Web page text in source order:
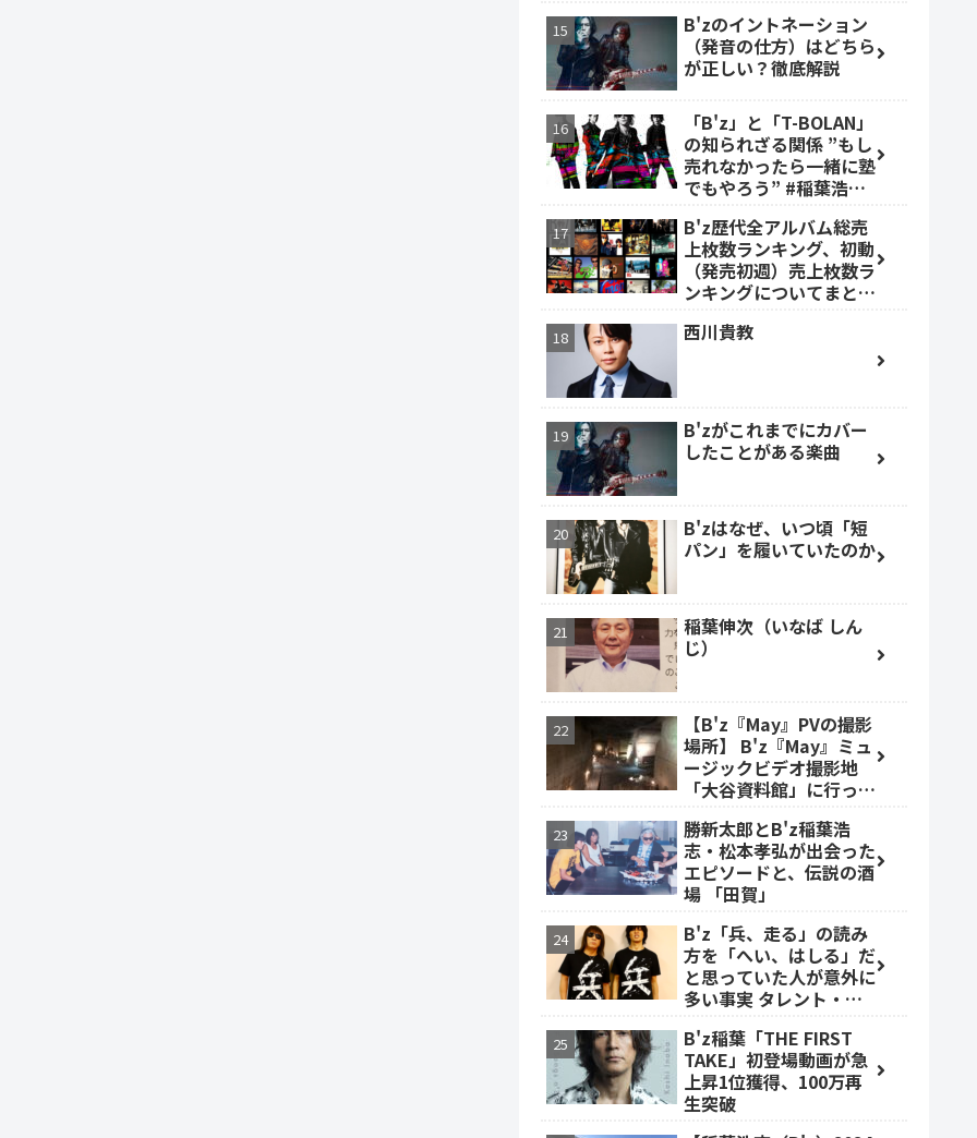
B'zのイントネーション
（発音の仕方）はどちら
が正しい？徹底解説
「B'z」と「T-BOLAN」
の知られざる関係 ”もし
売れなかったら一緒に塾
でもやろう” #稲葉浩志
B'z歴代全アルバム総売
上枚数ランキング、初動
（発売初週）売上枚数ラ
ンキングについてまとめ
西川貴教
B'zがこれまでにカバー
したことがある楽曲
B'zはなぜ、いつ頃「短
パン」を履いていたのか
稲葉伸次（いなば しん
じ）
【B'z『May』PVの撮影
場所】 B'z『May』ミュ
ージックビデオ撮影地
「大谷資料館」に行って
勝新太郎とB'z稲葉浩
志・松本孝弘が出会った
エピソードと、伝説の酒
場 「田賀」
B'z「兵、走る」の読み
方を「へい、はしる」だ
と思っていた人が意外に
多い事実 タレント・ベ
B'z稲葉「THE FIRST
TAKE」初登場動画が急
上昇1位獲得、100万再
生突破